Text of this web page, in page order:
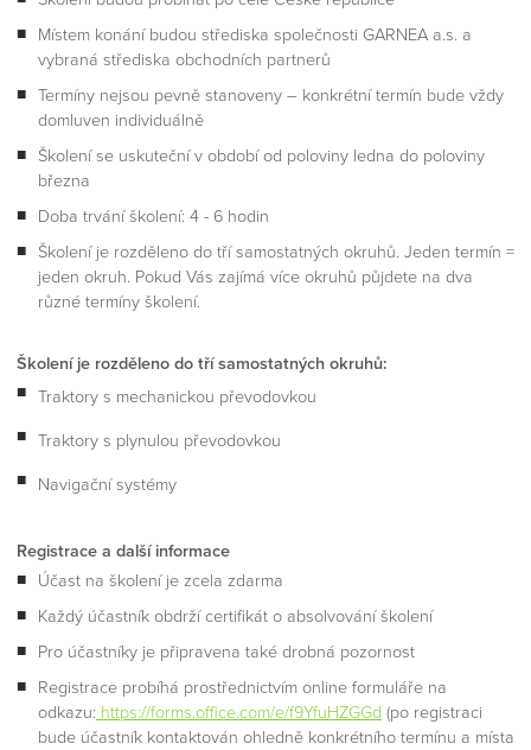
Místem konání budou střediska společnosti GARNEA a.s. a
vybraná střediska obchodních partnerů
Termíny nejsou pevně stanoveny – konkrétní termín bude vždy
domluven individuálně
Školení se uskuteční v období od poloviny ledna do poloviny
března
Doba trvání školení: 4 - 6 hodin
Školení je rozděleno do tří samostatných okruhů. Jeden termín =
jeden okruh. Pokud Vás zajímá více okruhů půjdete na dva
různé termíny školení.
Školení je rozděleno do tří samostatných okruhů:
Traktory s mechanickou převodovkou
Traktory s plynulou převodovkou
Navigační systémy
Registrace a další informace
Účast na školení je zcela zdarma
Každý účastník obdrží certifikát o absolvování školení
Pro účastníky je připravena také drobná pozornost
Registrace probíhá prostřednictvím online formuláře na
odkazu: https://forms.office.com/e/f9YfuHZGGd (po registraci
bude účastník kontaktován ohledně konkrétního termínu a místa